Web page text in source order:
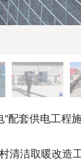
配套供电工程
洁取暖改造